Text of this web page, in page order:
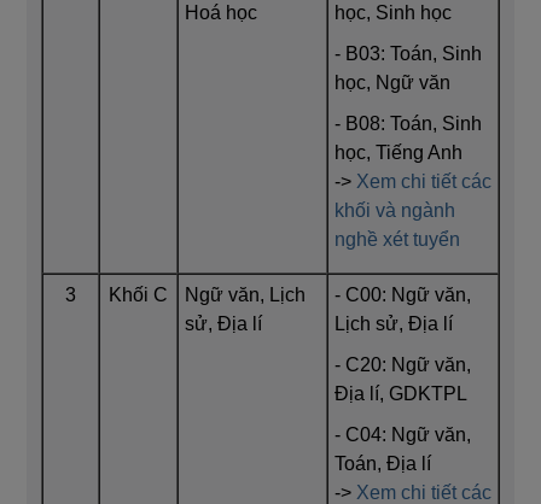
Hoá học
học, Sinh học
- B03: Toán, Sinh
học, Ngữ văn
- B08: Toán, Sinh
học, Tiếng Anh
-> Xem chi tiết các
khối và ngành
nghề xét tuyển
3 Khối C
Ngữ văn, Lịch
sử, Địa lí
- C00: Ngữ văn,
Lịch sử, Địa lí
- C20: Ngữ văn,
Địa lí, GDKTPL
- C04: Ngữ văn,
Toán, Địa lí
-> Xem chi tiết các